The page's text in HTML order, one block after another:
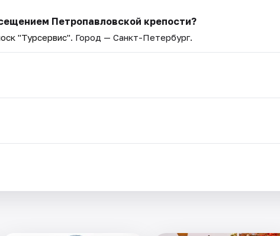
Петропавловской крепости?
"Турсервис". Город — Санкт-Петербург.